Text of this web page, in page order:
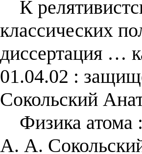
К
классических
диссертация …
01.04.02 :
Сокольский
Физика атома
А. А.